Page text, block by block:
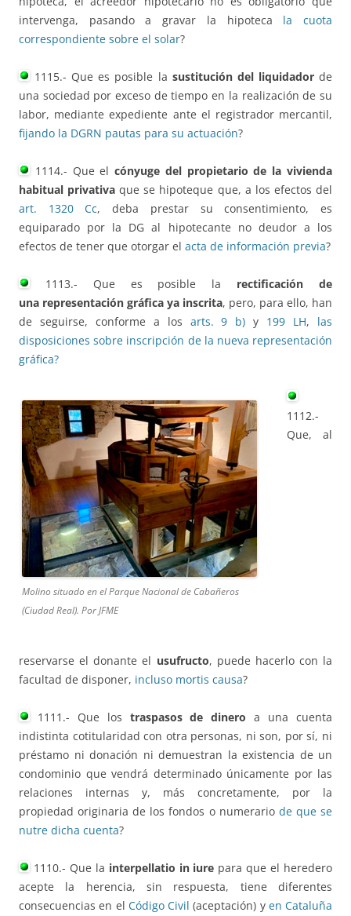
intervenga, pasando a gravar la hipoteca la cuota
correspondiente sobre el solar?
1115.- Que es posible la sustitución del liquidadorde
una sociedad por exceso de tiempo en la realización de su
labor, mediante expediente ante el registrador mercantil,
fijando la DGRN pautas para su actuación?
1114.- Que elcónyuge del propietario de la vivienda
habitual privativa que se hipoteque que, a los efectos del
art. 1320 Cc, deba prestar su consentimiento, es
equiparado por la DG al hipotecante no deudor a los
efectos de tener que otorgar el acta de información previa?
1113.- Que es posible la rectificación de
una representación gráfica ya inscrita, pero, para ello, han
de seguirse, conforme a los arts. 9 b) y 199 LH, las
disposiciones sobre inscripción de la nueva representación
gráfica?
Molino situado en el Parque Nacional de Cabañeros
(Ciudad Real). Por JFME
1112.-
Que, al
reservarse el donante el usufructo, puede hacerlo con la
facultad de disponer, incluso mortis causa?
1111.- Que los traspasos de dinero a una cuenta
indistinta cotitularidad con otra personas, ni son, por sí, ni
préstamo ni donación ni demuestran la existencia de un
condominio que vendrá determinado únicamente por las
relaciones internas y, más concretamente, por la
propiedad originaria de los fondos o numerario de que se
nutre dicha cuenta?
1110.- Que la interpellatio in iure para que el heredero
acepte la herencia, sin respuesta, tiene diferentes
consecuencias en el Código Civil (aceptación) y en Cataluña